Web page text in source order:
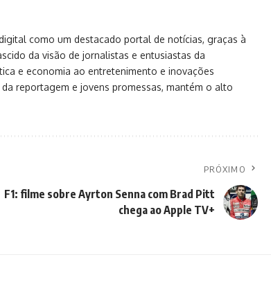
como um destacado portal de notícias, graças à
da visão de jornalistas e entusiastas da
e economia ao entretenimento e inovações
reportagem e jovens promessas, mantém o alto
PRÓXIMO
F1: filme sobre Ayrton Senna com Brad Pitt
chega ao Apple TV+